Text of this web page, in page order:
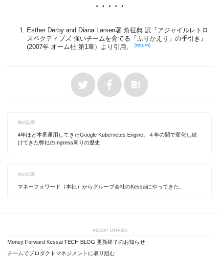
Esther Derby and Diana Larsen著 角征典 訳『アジャイルレトロ
スペクティブズ 強いチームを育てる「ふりかえり」の手引き』
(2007年 オーム社 第1章）より引用。
[return]
前の記事
4年ほど本番運用してきたGoogle Kubernetes Engine。４年の間で変化し続
けてきた弊社のIngress周りの歴史
次の記事
マネーフォワード（本社）からグループ会社のKessaiにやってきた。
RECENT ENTRIES
Money Forward Kessai TECH BLOG 更新終了のお知らせ
チームでプロダクトマネジメントに取り組む